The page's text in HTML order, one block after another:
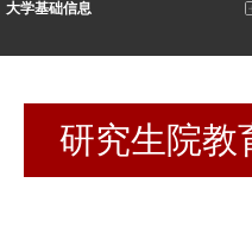
大学基础信息
研究生院教